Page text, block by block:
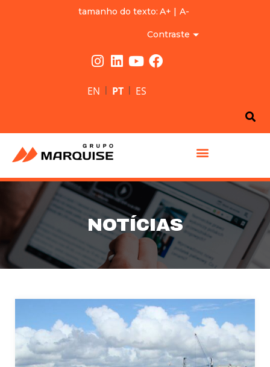
tamanho do texto: A+ | A-
Contraste
EN | PT | ES
NOTÍCIAS